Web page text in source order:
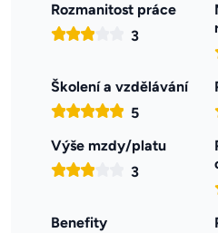
Rozmanitost práce
3
Školení a vzdělávání
5
Výše mzdy/platu
3
Benefity